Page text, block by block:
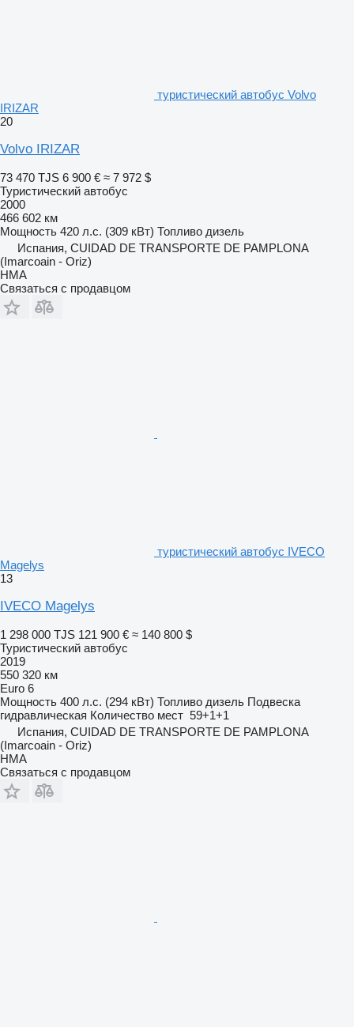
туристический автобус Volvo
IRIZAR
20
Volvo IRIZAR
73 470 TJS 6 900 € ≈ 7 972 $
Туристический автобус
2000
466 602 км
Мощность 420 л.с. (309 кВт) Топливо дизель
Испания, CUIDAD DE TRANSPORTE DE PAMPLONA
(Imarcoain - Oriz)
HMA
Связаться с продавцом
туристический автобус IVECO
Magelys
13
IVECO Magelys
1 298 000 TJS 121 900 € ≈ 140 800 $
Туристический автобус
2019
550 320 км
Euro 6
Мощность 400 л.с. (294 кВт) Топливо дизель Подвеска
гидравлическая Количество мест 59+1+1
Испания, CUIDAD DE TRANSPORTE DE PAMPLONA
(Imarcoain - Oriz)
HMA
Связаться с продавцом